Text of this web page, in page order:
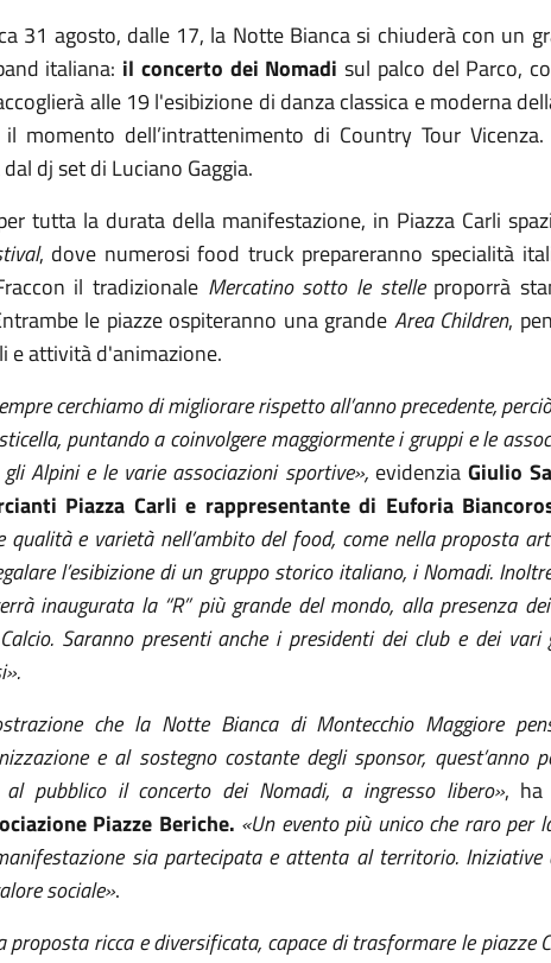
31 agosto, dalle 17, la Notte Bianca si chiuderà con un
italiana: il concerto dei Nomadi sul palco del Parco,
alle 19 l'esibizione di danza classica e moderna
momento dell’intrattenimento di Country Tour
dj set di Luciano Gaggia.
tutta la durata della manifestazione, in Piazza Carli
, dove numerosi food truck prepareranno specialità
il tradizionale Mercatino sotto le stelleproporrà
le piazze ospiteranno una grande Area Children,
e attività d'animazione.
cerchiamo di migliorare rispetto all’anno precedente,
puntando a coinvolgere maggiormente i gruppi e le
Alpini e le varie associazioni sportive»,evidenziaGiulio
Piazza Carli e rappresentante di Euforia
qualità e varietà nell’ambito del food, come nella proposta
l’esibizione di un gruppo storico italiano, i Nomadi.
inaugurata la “R” più grande del mondo, alla presenza
Saranno presenti anche i presidenti dei club e dei
che la Notte Bianca di Montecchio Maggiore
e al sostegno costante degli sponsor,
al pubblico il concerto dei Nomadi, a ingresso libero», ha
Piazze Beriche. «Un evento più unico che raro
sia partecipata e attenta al territorio.
sociale».
proposta ricca e diversificata, capace di trasformare le piazze